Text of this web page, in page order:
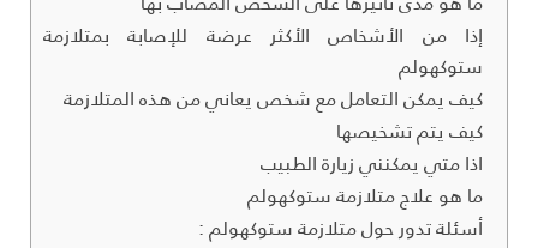
إذا من الأشخاص الأكثر عرضة للإصابة بمتلازمة
ستوكهولم
كيف يمكن التعامل مع شخص يعاني من هذه المتلازمة
كيف يتم تشخيصها
اذا متي يمكنني زيارة الطبيب
ما هو علاج متلازمة ستوكهولم
أسئلة تدور حول متلازمة ستوكهولم :